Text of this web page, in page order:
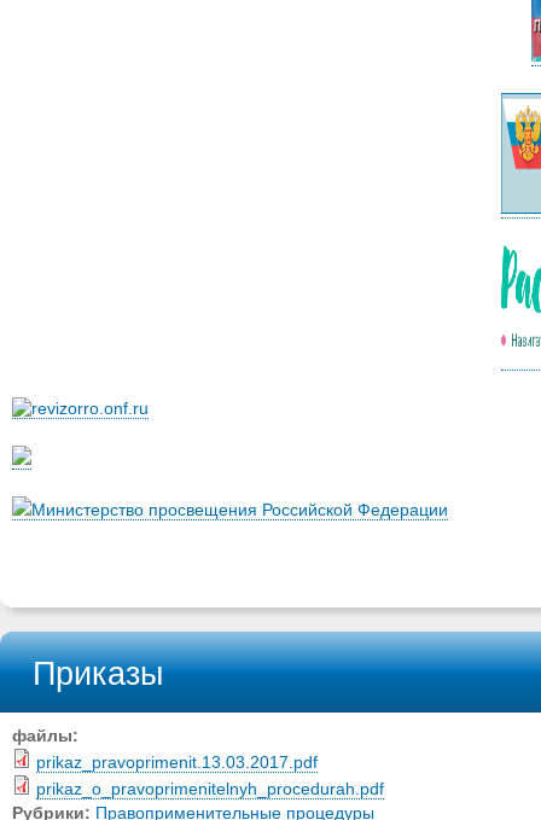
Министерство просвещения Российской Федерации
Приказы
файлы:
prikaz_pravoprimenit.13.03.2017.pdf
prikaz_o_pravoprimenitelnyh_procedurah.pdf
Рубрики: Правоприменительные процедуры